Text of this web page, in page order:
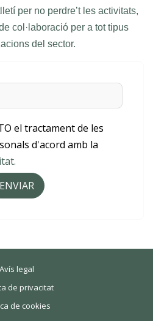
per no perdre’t les activitats,
col·laboració per a tot tipus
del sector.
el tractament de les
d'acord amb la
ENVIAR
Avís legal
de privacitat
de cookies